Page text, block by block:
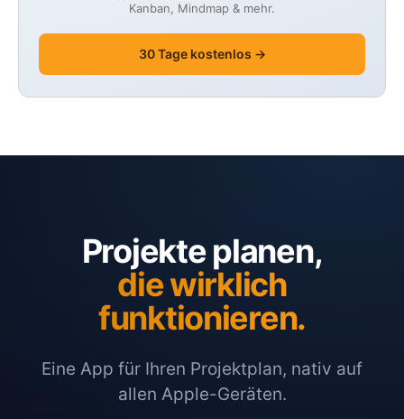
Kanban, Mindmap & mehr.
30 Tage kostenlos →
Projekte planen,
die wirklich
funktionieren.
Eine App für Ihren Projektplan, nativ auf
allen Apple-Geräten.